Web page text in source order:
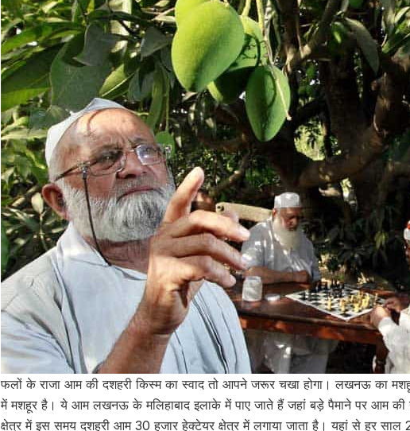
फलों के राजा आम की दशहरी किस्म का स्वाद तो आपने जरूर चखा होगा। लखनऊ का
में मशहूर है। ये आम लखनऊ के मलिहाबाद इलाके में पाए जाते हैं जहां बड़े पैमाने पर आम
क्षेत्र में इस समय दशहरी आम 30 हजार हेक्टेयर क्षेत्र में लगाया जाता है। यहां से हर साल